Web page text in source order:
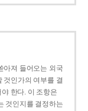
아져 들어오는 외국
것인가의 여부를 결
한다. 이 조항은
것인지를 결정하는